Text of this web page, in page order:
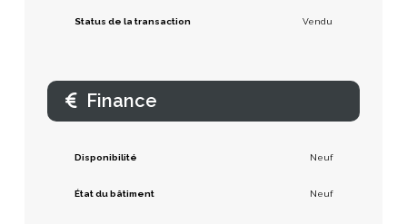
Status de la transaction Vendu
Finance
Disponibilité Neuf
État du bâtiment Neuf